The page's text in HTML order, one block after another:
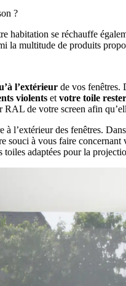
?
habitation se réchauffe
multitude de produits
l’extérieur de vos fenêtres.
violents et votre toile
de votre screen afin
l’extérieur des fenêtres.
souci à vous faire
adaptées pour la